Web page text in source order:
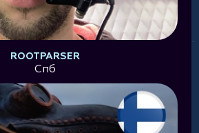
ROOTPARSER
Спб